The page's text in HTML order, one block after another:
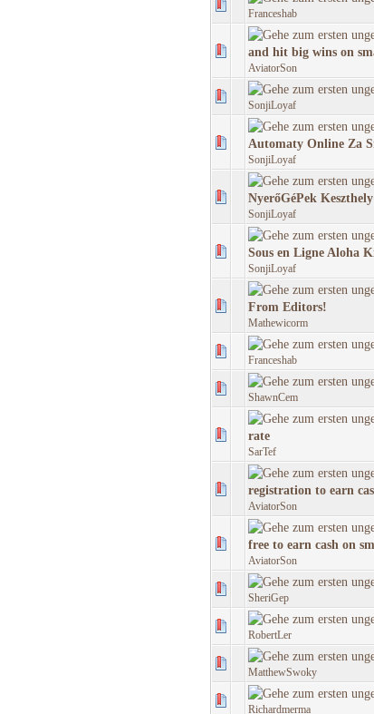
Franceshab
and hit big wins on
AviatorSon
SonjiLoyaf
Automaty Online Za
SonjiLoyaf
NyerőGéPek Keszthely
SonjiLoyaf
Sous en Ligne Aloha
SonjiLoyaf
From Editors!
Mathewicorm
Franceshab
ShawnCem
rate
SarTef
registration to earn
AviatorSon
free to earn cash on
AviatorSon
SheriGep
RobertLer
MatthewSwoky
Richardmerma